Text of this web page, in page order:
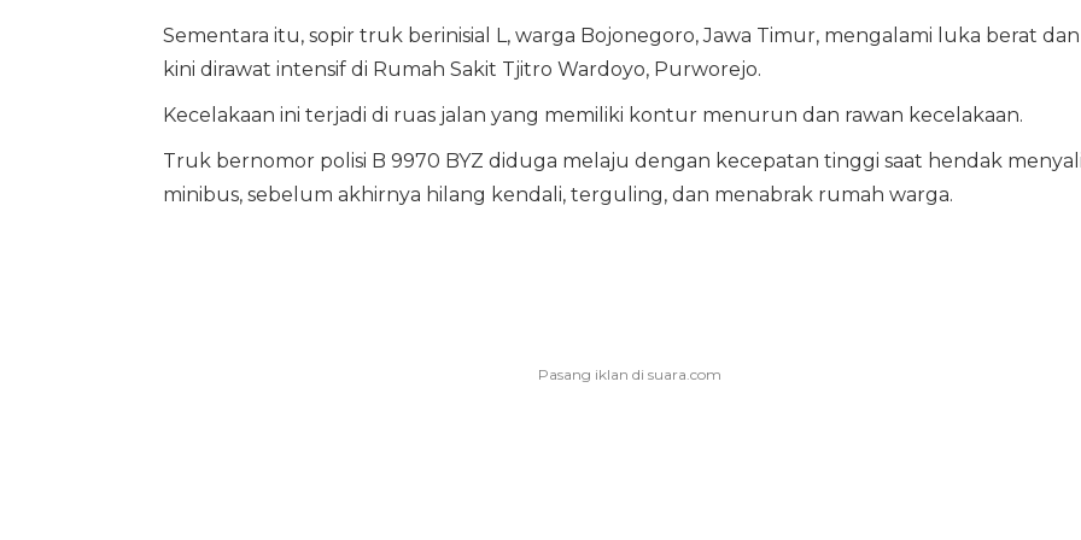
Sementara itu, sopir truk berinisial L, warga Bojonegoro, Jawa Timur, mengalami luka berat dan
kini dirawat intensif di Rumah Sakit Tjitro Wardoyo, Purworejo.
Kecelakaan ini terjadi di ruas jalan yang memiliki kontur menurun dan rawan kecelakaan.
Truk bernomor polisi B 9970 BYZ diduga melaju dengan kecepatan tinggi saat hendak
minibus, sebelum akhirnya hilang kendali, terguling, dan menabrak rumah warga.